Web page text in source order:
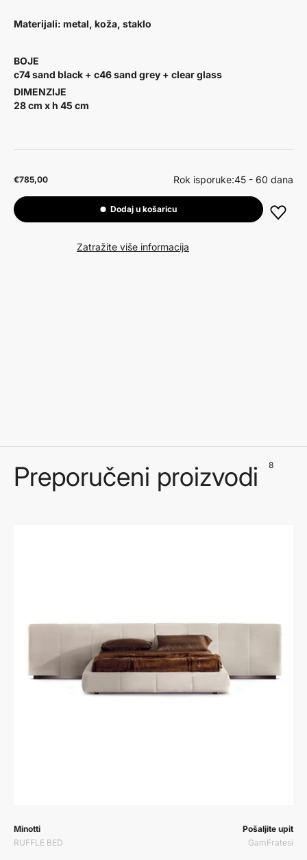
Materijali: metal, koža, staklo
BOJE
c74 sand black + c46 sand grey + clear glass
DIMENZIJE
28 cm x h 45 cm
€785,00 Rok isporuke:45 - 60 dana
Dodaj u košaricu
Zatražite više informacija
Preporučeni proizvodi 8
Prodavač:
Minotti
RUFFLE BED
Prodavač:
Pošaljite upit
GamFratesi